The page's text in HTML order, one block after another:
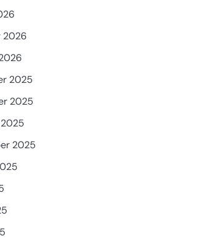
2026
2025
2025
2025